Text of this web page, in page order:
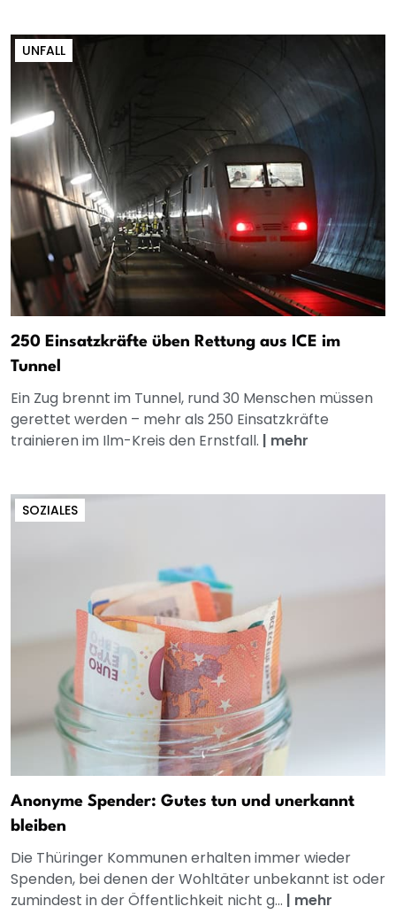
UNFALL
250 Einsatzkräfte üben Rettung aus ICE im
Tunnel
Ein Zug brennt im Tunnel, rund 30 Menschen müssen
gerettet werden – mehr als 250 Einsatzkräfte
trainieren im Ilm-Kreis den Ernstfall. | mehr
SOZIALES
Anonyme Spender: Gutes tun und unerkannt
bleiben
Die Thüringer Kommunen erhalten immer wieder
Spenden, bei denen der Wohltäter unbekannt ist oder
zumindest in der Öffentlichkeit nicht g... | mehr